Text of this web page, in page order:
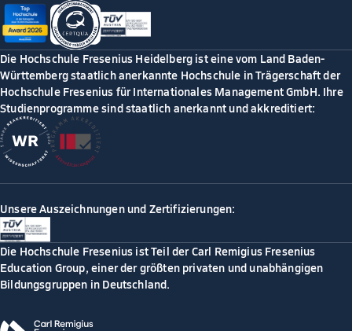
Die Hochschule Fresenius Heidelberg ist eine vom Land Baden-
Württemberg staatlich anerkannte Hochschule in Trägerschaft der
Hochschule Fresenius für Internationales Management GmbH. Ihre
Studienprogramme sind staatlich anerkannt und akkreditiert:
Unsere Auszeichnungen und Zertifizierungen:
Die Hochschule Fresenius ist Teil der Carl Remigius Fresenius
Education Group, einer der größten privaten und unabhängigen
Bildungsgruppen in Deutschland.